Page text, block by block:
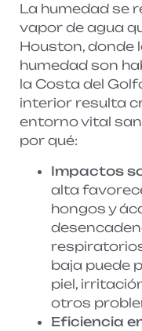
La humedad se
vapor de agua
Houston, donde
humedad son
la Costa del
interior resulta
entorno vital
por qué:
Impactos
alta
hongos y
baja puede
piel,
otros
Eficiencia